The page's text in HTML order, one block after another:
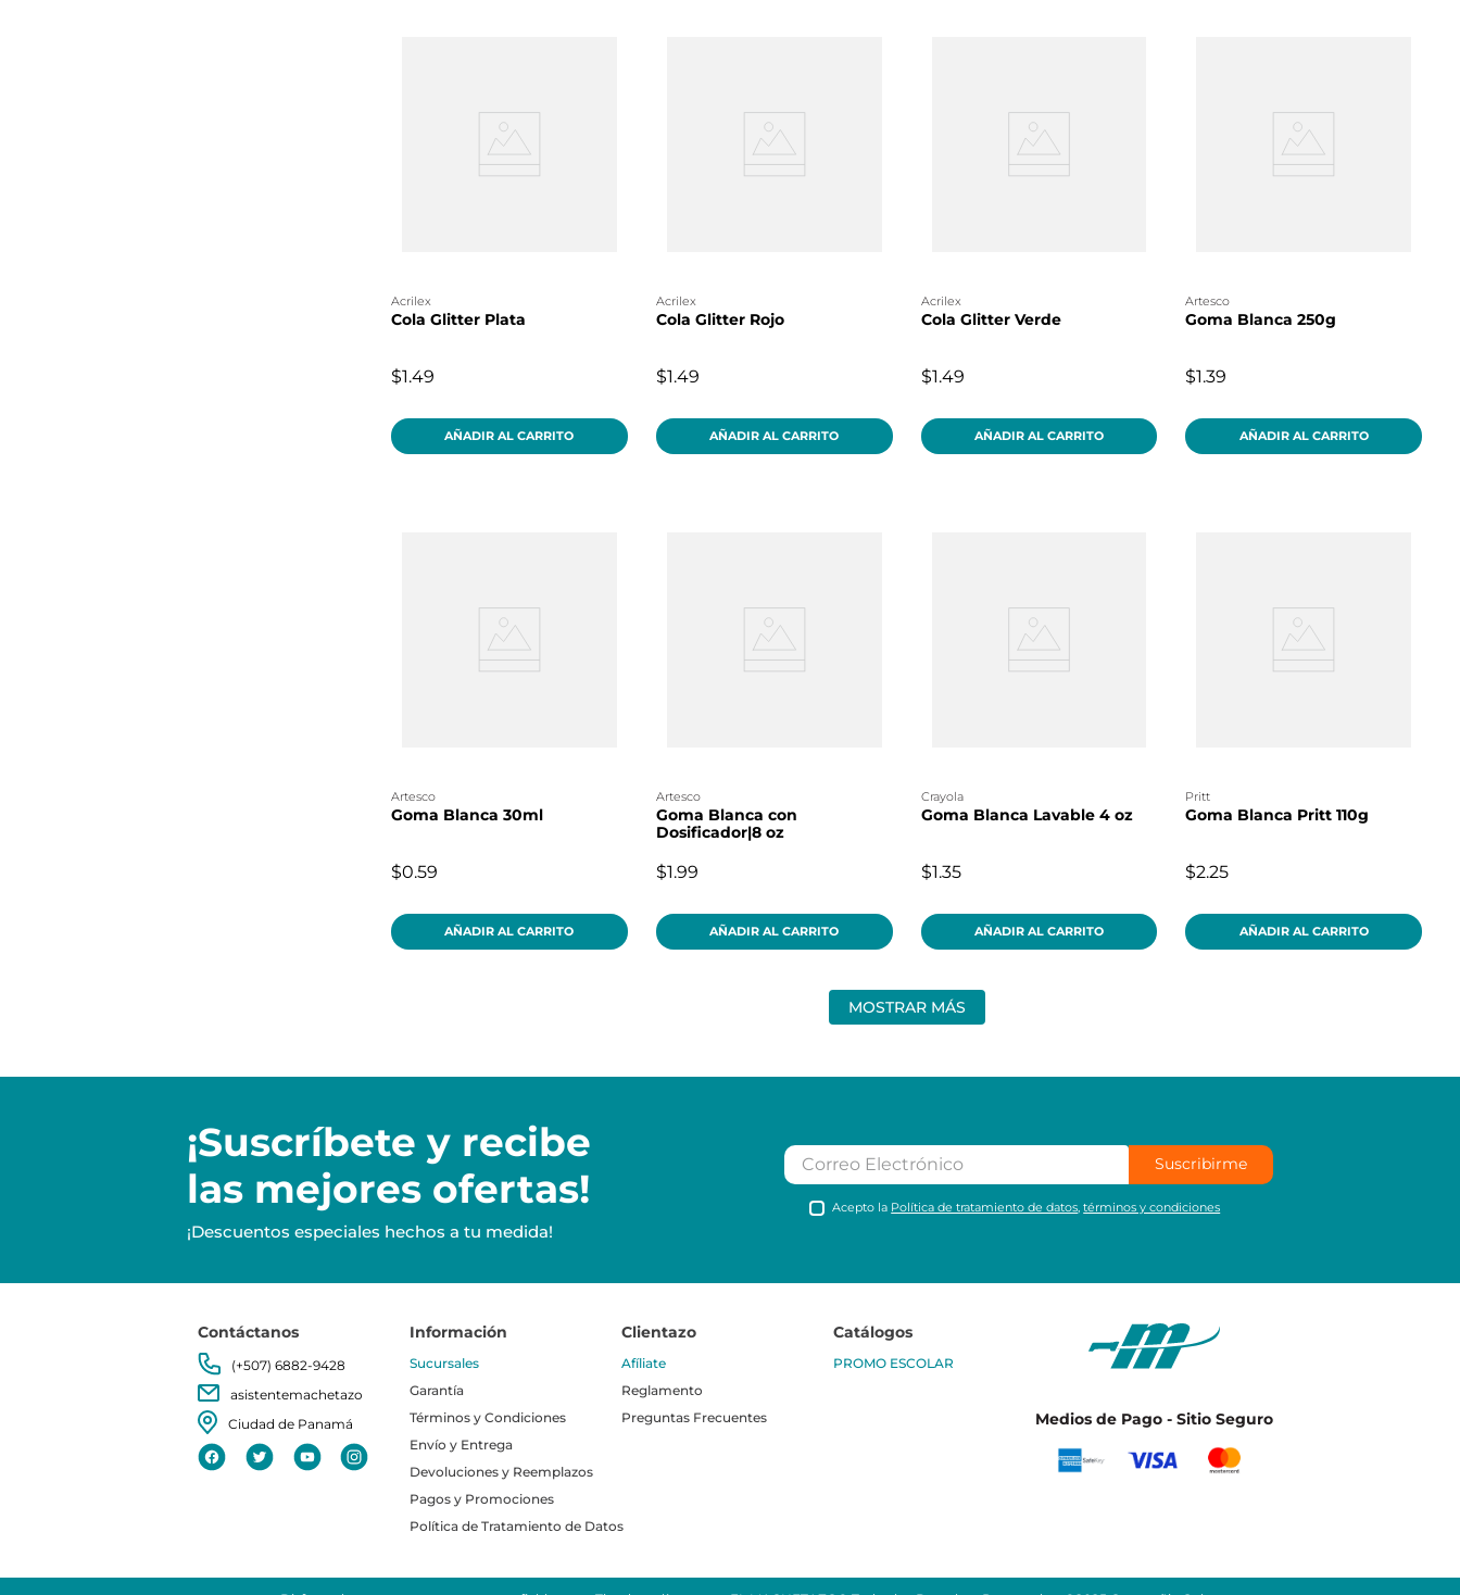
acrilex
Cola Glitter Plata
$1.49
AÑADIR AL CARRITO
acrilex
Cola Glitter Rojo
$1.49
AÑADIR AL CARRITO
acrilex
Cola Glitter Verde
$1.49
AÑADIR AL CARRITO
artesco
Goma Blanca 250g
$1.39
AÑADIR AL CARRITO
artesco
Goma Blanca 30ml
$0.59
AÑADIR AL CARRITO
artesco
Goma Blanca con
Dosificador|8 oz
$1.99
AÑADIR AL CARRITO
crayola
Goma Blanca Lavable 4 oz
$1.35
AÑADIR AL CARRITO
pritt
Goma Blanca Pritt 110g
$2.25
AÑADIR AL CARRITO
MOSTRAR MÁS
¡Suscríbete y recibe
las mejores ofertas!
¡Descuentos especiales hechos a tu medida!
Suscribirme
Acepto la Política de tratamiento de datos ,términos y condiciones
Contáctanos
(+507) 6882-9428
asistentemachetazo
Ciudad de Panamá
Información
Sucursales
Garantía
Términos y Condiciones
Envío y Entrega
Devoluciones y Reemplazos
Pagos y Promociones
Política de Tratamiento de Datos
Clientazo
Afíliate
Reglamento
Preguntas Frecuentes
Catálogos
PROMO ESCOLAR
Medios de Pago - Sitio Seguro